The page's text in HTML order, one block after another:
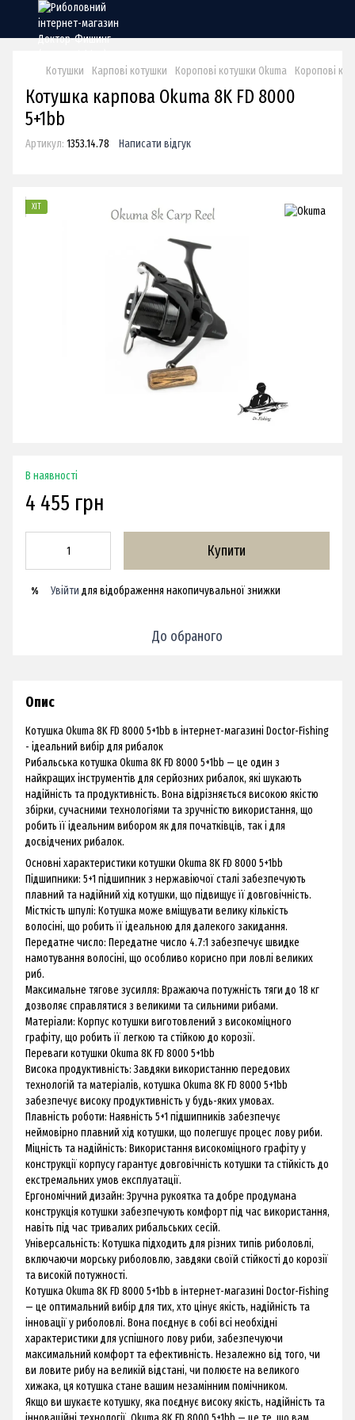
Котушки Карпові котушки Коропові котушки Okuma Коропові
Котушка карпова Okuma 8K FD 8000
5+1bb
Артикул: 1353.14.78 Написати відгук
ХІТ
В наявності
4 455 грн
Купити
% Увійти для відображення накопичувальної знижки
До обраного
Опис
Котушка Okuma 8K FD 8000 5+1bb в інтернет-магазині Doctor-Fishing
- ідеальний вибір для рибалок
Рибальська котушка Okuma 8K FD 8000 5+1bb — це один з
найкращих інструментів для серйозних рибалок, які шукають
надійність та продуктивність. Вона відрізняється високою якістю
збірки, сучасними технологіями та зручністю використання, що
робить її ідеальним вибором як для початківців, так і для
досвідчених рибалок.
Основні характеристики котушки Okuma 8K FD 8000 5+1bb
Підшипники: 5+1 підшипник з нержавіючої сталі забезпечують
плавний та надійний хід котушки, що підвищує її довговічність.
Місткість шпулі: Котушка може вміщувати велику кількість
волосіні, що робить її ідеальною для далекого закидання.
Передатне число: Передатне число 4.7:1 забезпечує швидке
намотування волосіні, що особливо корисно при ловлі великих
риб.
Максимальне тягове зусилля: Вражаюча потужність тяги до 18 кг
дозволяє справлятися з великими та сильними рибами.
Матеріали: Корпус котушки виготовлений з високоміцного
графіту, що робить її легкою та стійкою до корозії.
Переваги котушки Okuma 8K FD 8000 5+1bb
Висока продуктивність: Завдяки використанню передових
технологій та матеріалів, котушка Okuma 8K FD 8000 5+1bb
забезпечує високу продуктивність у будь-яких умовах.
Плавність роботи: Наявність 5+1 підшипників забезпечує
неймовірно плавний хід котушки, що полегшує процес лову риби.
Міцність та надійність: Використання високоміцного графіту у
конструкції корпусу гарантує довговічність котушки та стійкість до
екстремальних умов експлуатації.
Ергономічний дизайн: Зручна рукоятка та добре продумана
конструкція котушки забезпечують комфорт під час використання,
навіть під час тривалих рибальських сесій.
Універсальність: Котушка підходить для різних типів риболовлі,
включаючи морську риболовлю, завдяки своїй стійкості до корозії
та високій потужності.
Котушка Okuma 8K FD 8000 5+1bb в інтернет-магазині Doctor-Fishing
— це оптимальний вибір для тих, хто цінує якість, надійність та
інновації у риболовлі. Вона поєднує в собі всі необхідні
характеристики для успішного лову риби, забезпечуючи
максимальний комфорт та ефективність. Незалежно від того, чи
ви ловите рибу на великій відстані, чи полюєте на великого
хижака, ця котушка стане вашим незамінним помічником.
Якщо ви шукаєте котушку, яка поєднує високу якість, надійність та